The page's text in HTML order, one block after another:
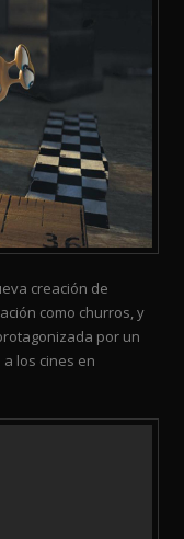
creación de
como churros, y
por un
los cines en